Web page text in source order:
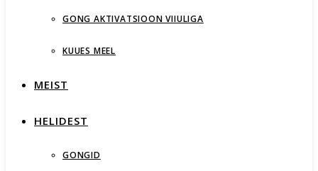
GONG AKTIVATSIOON VIIULIGA
KUUES MEEL
MEIST
HELIDEST
GONGID